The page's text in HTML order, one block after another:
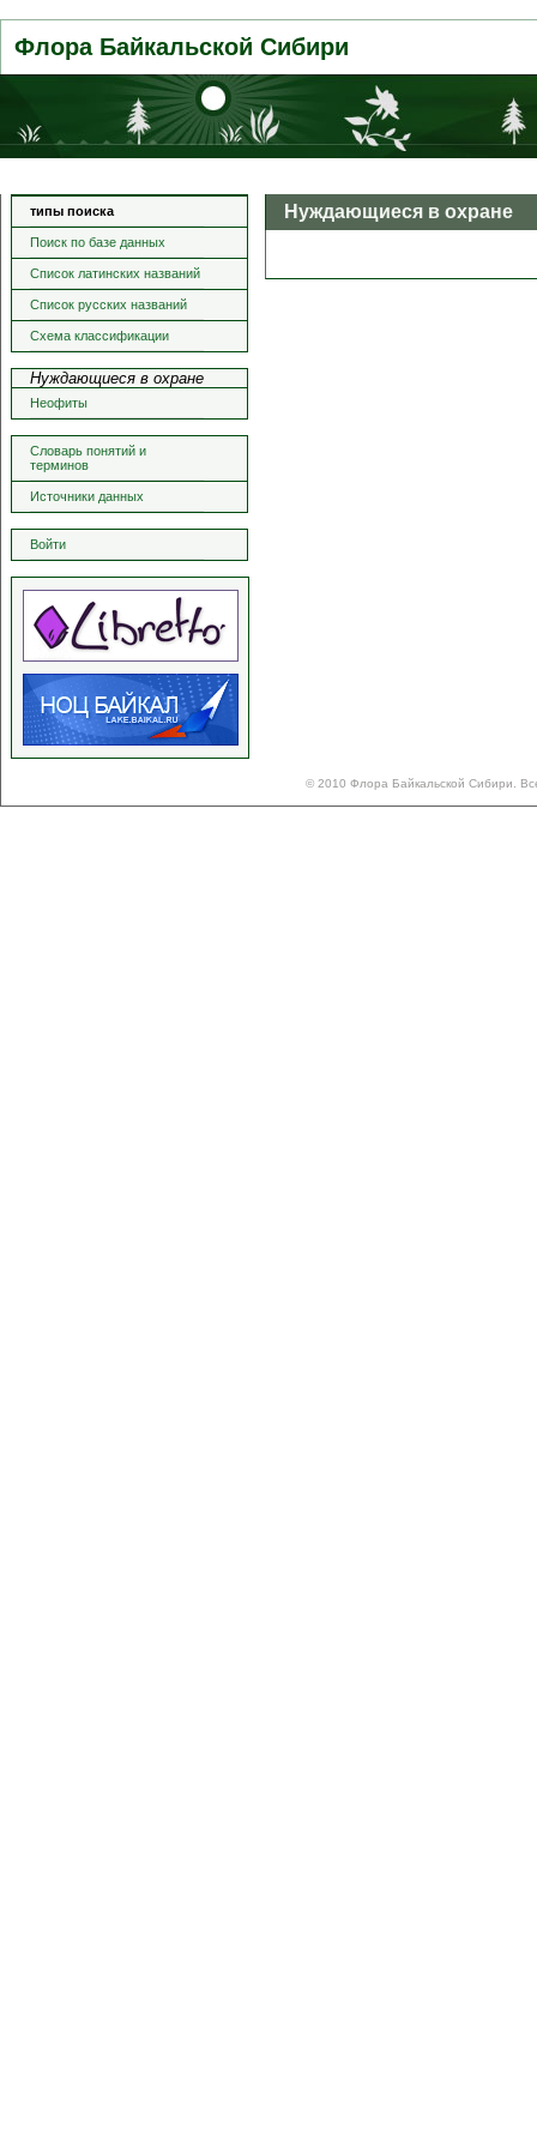
Флора Байкальской Сибири
типы поиска
Поиск по базе данных
Список латинских названий
Список русских названий
Схема классификации
Нуждающиеся в охране
Неофиты
Словарь понятий и
терминов
Источники данных
Войти
Нуждающиеся в охране
© 2010 Флора Байкальской Сибири.